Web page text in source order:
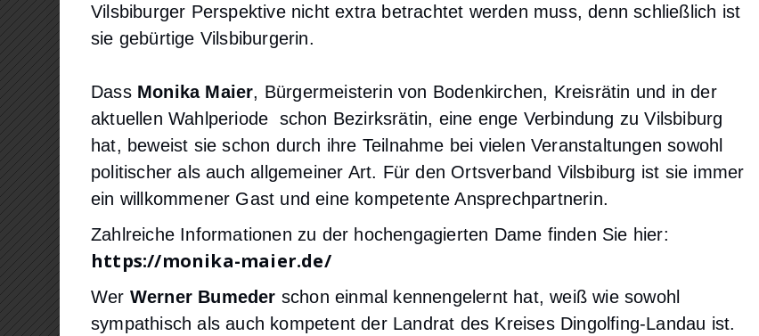
Vilsbiburger Perspektive nicht extra betrachtet werden muss, denn schließlich ist
sie gebürtige Vilsbiburgerin.
Dass Monika Maier, Bürgermeisterin von Bodenkirchen, Kreisrätin und in der
aktuellen Wahlperiode schon Bezirksrätin, eine enge Verbindung zu Vilsbiburg
hat, beweist sie schon durch ihre Teilnahme bei vielen Veranstaltungen sowohl
politischer als auch allgemeiner Art. Für den Ortsverband Vilsbiburg ist sie immer
ein willkommener Gast und eine kompetente Ansprechpartnerin.
Zahlreiche Informationen zu der hochengagierten Dame finden Sie hier:
https://monika-maier.de/
Wer Werner Bumeder schon einmal kennengelernt hat, weiß wie sowohl
sympathisch als auch kompetent der Landrat des Kreises Dingolfing-Landau ist.